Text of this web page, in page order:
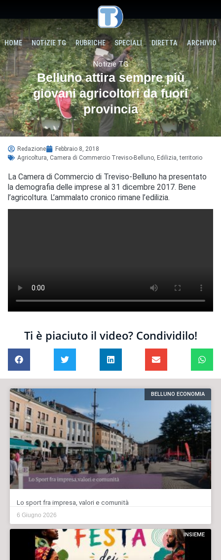
HOME NOTIZIE TG RUBRICHE SPECIALI DIRETTA ARCHIVIO
Notizie TG
Belluno attira sempre più
giovani agricoltori da fuori
provincia
Redazione
Febbraio 8, 2018
Agricoltura Camera di Commercio Treviso-Belluno Edilizia ,territorio
La Camera di Commercio di Treviso-Belluno ha presentato
la demografia delle imprese al 31 dicembre 2017. Bene
l’agricoltura. L’ammalato cronico rimane l’edilizia.
Ti è piaciuto il video? Condividilo!
BELLUNO ECONOMIA
Lo sport fra impresa, valori e comunità
6 Giugno 2026
INSIEME